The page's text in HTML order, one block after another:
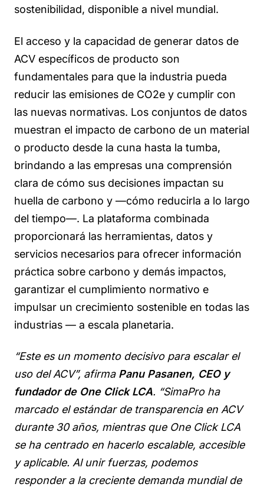
sostenibilidad, disponible a nivel mundial.
El acceso y la capacidad de generar datos de
ACV específicos de producto son
fundamentales para que la industria pueda
reducir las emisiones de CO2e y cumplir con
las nuevas normativas. Los conjuntos de datos
muestran el impacto de carbono de un material
o producto desde la cuna hasta la tumba,
brindando a las empresas una comprensión
clara de cómo sus decisiones impactan su
huella de carbono y —cómo reducirla a lo largo
del tiempo—. La plataforma combinada
proporcionará las herramientas, datos y
servicios necesarios para ofrecer información
práctica sobre carbono y demás impactos,
garantizar el cumplimiento normativo e
impulsar un crecimiento sostenible en todas las
industrias — a escala planetaria.
“Este es un momento decisivo para escalar el
uso del ACV”, afirma Panu Pasanen, CEO y
fundador de One Click LCA. “SimaPro ha
marcado el estándar de transparencia en ACV
durante 30 años, mientras que One Click LCA
se ha centrado en hacerlo escalable, accesible
y aplicable. Al unir fuerzas, podemos
responder a la creciente demanda mundial de